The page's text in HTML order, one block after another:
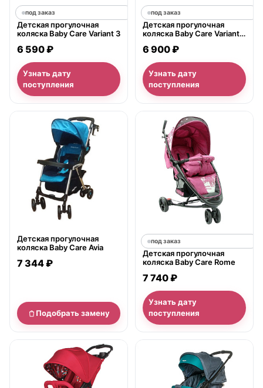
под заказ
Детская прогулочная
коляска Baby Care Variant 3
6 590 ₽
Узнать дату
поступления
под заказ
Детская прогулочная
коляска Baby Care Variant
6 900 ₽
Узнать дату
поступления
нет в продаже
Детская прогулочная
коляска Baby Care Avia
7 344 ₽
Подобрать замену
под заказ
Детская прогулочная
коляска Baby Care Rome
7 740 ₽
Узнать дату
поступления